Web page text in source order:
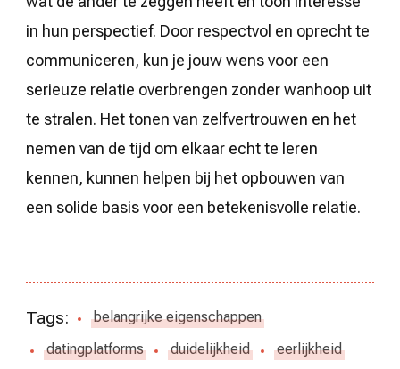
in hun perspectief. Door respectvol en oprecht te
communiceren, kun je jouw wens voor een
serieuze relatie overbrengen zonder wanhoop uit
te stralen. Het tonen van zelfvertrouwen en het
nemen van de tijd om elkaar echt te leren
kennen, kunnen helpen bij het opbouwen van
een solide basis voor een betekenisvolle relatie.
Tags:
belangrijke eigenschappen
datingplatforms
duidelijkheid
eerlijkheid